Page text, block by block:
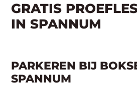
GRATIS
IN SPANNUM
PARKEREN BIJ
SPANNUM